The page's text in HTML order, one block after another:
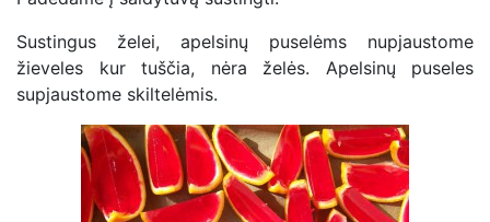
Sustingus želei, apelsinų puselėms nupjaustome
žieveles kur tuščia, nėra želės. Apelsinų puseles
supjaustome skiltelėmis.